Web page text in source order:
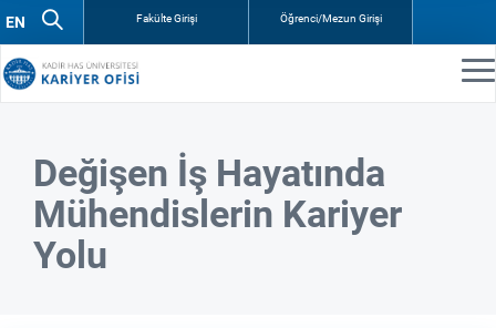
Fakülte Girişi Öğrenci/Mezun Girişi
Değişen İş Hayatında
Mühendislerin Kariyer
Yolu